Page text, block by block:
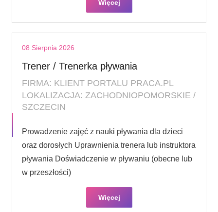
Więcej
08 Sierpnia 2026
Trener / Trenerka pływania
FIRMA: KLIENT PORTALU PRACA.PL
LOKALIZACJA: ZACHODNIOPOMORSKIE /
SZCZECIN
Prowadzenie zajęć z nauki pływania dla dzieci
oraz dorosłych Uprawnienia trenera lub instruktora
pływania Doświadczenie w pływaniu (obecne lub
w przeszłości)
Więcej